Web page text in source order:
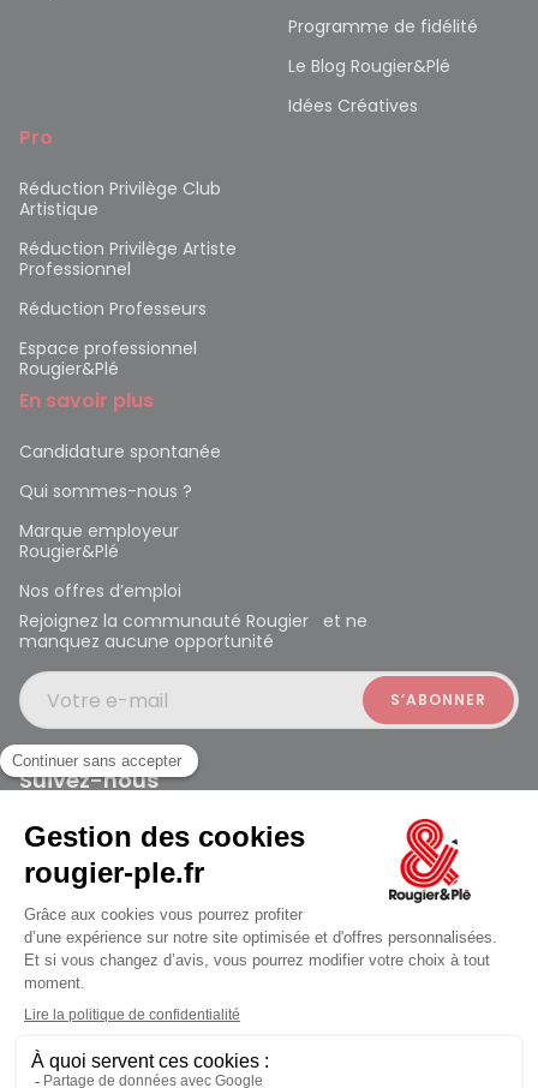
jusqu'au Samedi à 09:30
Programme de fidélité
Le Blog Rougier&Plé
Idées Créatives
Pro
Réduction Privilège Club
Artistique
Réduction Privilège Artiste
Professionnel
Réduction Professeurs
Espace professionnel
Rougier&Plé
En savoir plus
Candidature spontanée
Qui sommes-nous ?
Marque employeur
Rougier&Plé
Nos offres d’emploi
Rejoignez la communauté Rougier et ne
manquez aucune opportunité
Votre e-mail
Suivez-nous
Rougier et Plé 2024 Copyright
Mentions légales
Conditions générales des ventes